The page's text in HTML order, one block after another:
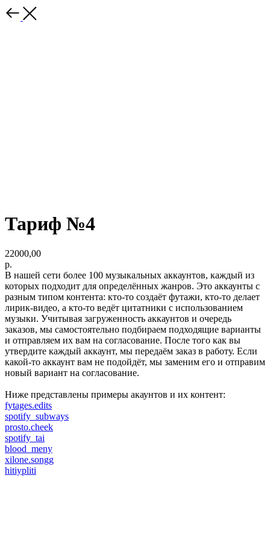
Тариф №4
22000,00
р.
В нашей сети более 100 музыкальных аккаунтов, каждый из
которых подходит для определённых жанров. Это аккаунты с
разным типом контента: кто-то создаёт футажи, кто-то делает
лирик-видео, а кто-то ведёт цитатники с использованием
музыки. Учитывая загруженность аккаунтов и очередь
заказов, мы самостоятельно подбираем подходящие варианты
и отправляем их вам на согласование. После того как вы
утвердите каждый аккаунт, мы передаём заказ в работу. Если
какой-то аккаунт вам не подойдёт, мы заменим его и отправим
новый вариант на согласование.
Ниже представлены примеры акаунтов и их контент:
fytages.edits
spotify_subways
prosto.cheek
spotify_tai
blood_meny
xilone.songg
hitiypliti